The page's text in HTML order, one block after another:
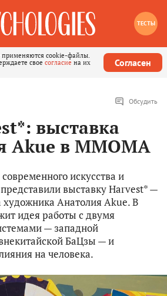
ТЕСТЫ
cookie-файлы.
свое согласие на их
Согласен
Обсудить
выставка
Akue в ММОМА
искусства и
выставку Harvest* —
художника Анатолия Akue. В
идея работы с двумя
— западной
БаЦзы — и
на человека.